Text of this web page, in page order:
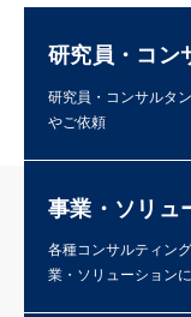
研究員・コン
研究員・コンサルタ
やご依頼
事業・ソリュ
各種コンサルティン
業・ソリューション